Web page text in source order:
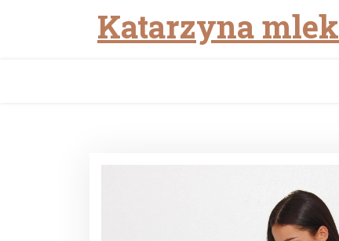
Katarzyna mlek